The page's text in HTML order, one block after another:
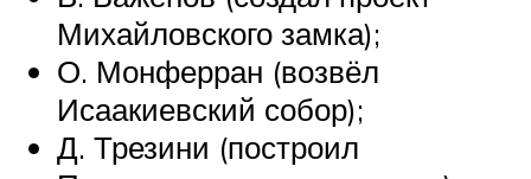
Михайловского замка);
О. Монферран (возвёл
Исаакиевский собор);
Д. Трезини (построил